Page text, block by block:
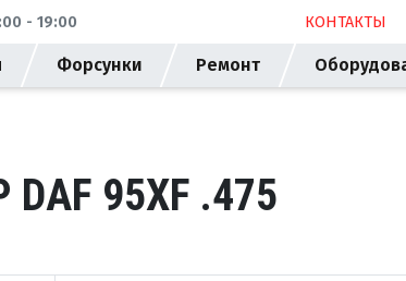
- 19:00 КОНТАКТЫ
Форсунки Ремонт
95XF .475